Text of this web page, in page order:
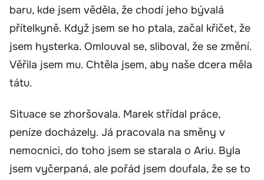
baru, kde jsem věděla, že chodí jeho bývalá
přítelkyně. Když jsem se ho ptala, začal křičet, že
jsem hysterka. Omlouval se, sliboval, že se změní.
Věřila jsem mu. Chtěla jsem, aby naše dcera měla
tátu.
Situace se zhoršovala. Marek střídal práce,
peníze docházely. Já pracovala na směny v
nemocnici, do toho jsem se starala o Ariu. Byla
jsem vyčerpaná, ale pořád jsem doufala, že se to